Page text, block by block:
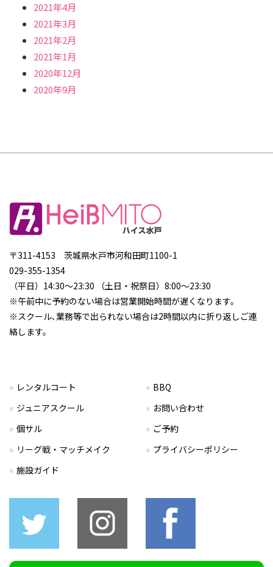
2021年4月
2021年3月
2021年2月
2021年1月
2020年12月
2020年9月
〒311-4153 茨城県水戸市河和田町1100-1
029-355-1354
（平日）14:30～23:30 （土日・祝祭日）8:00～23:30
※午前中に予約のない場合は営業開始時間が遅くなります。
※スクール､業務等で出られない場合は2時間以内に折り返しご連
絡します。
レンタルコート
ジュニアスクール
個サル
リーグ戦・マッチメイク
施設ガイド
BBQ
お問い合わせ
ご予約
プライバシーポリシー